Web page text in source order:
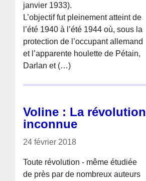
janvier 1933).
L’objectif fut pleinement atteint de
l’été 1940 à l’été 1944 où, sous la
protection de l’occupant allemand
et l’apparente houlette de Pétain,
Darlan et (…)
Voline : La révolution
inconnue
24 février 2018
Toute révolution - même étudiée
de près par de nombreux auteurs